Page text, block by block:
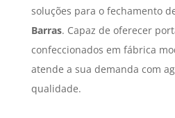
soluções para o fechamento
Barras. Capaz de oferecer
confeccionados em fábrica
atende a sua demanda com
qualidade.